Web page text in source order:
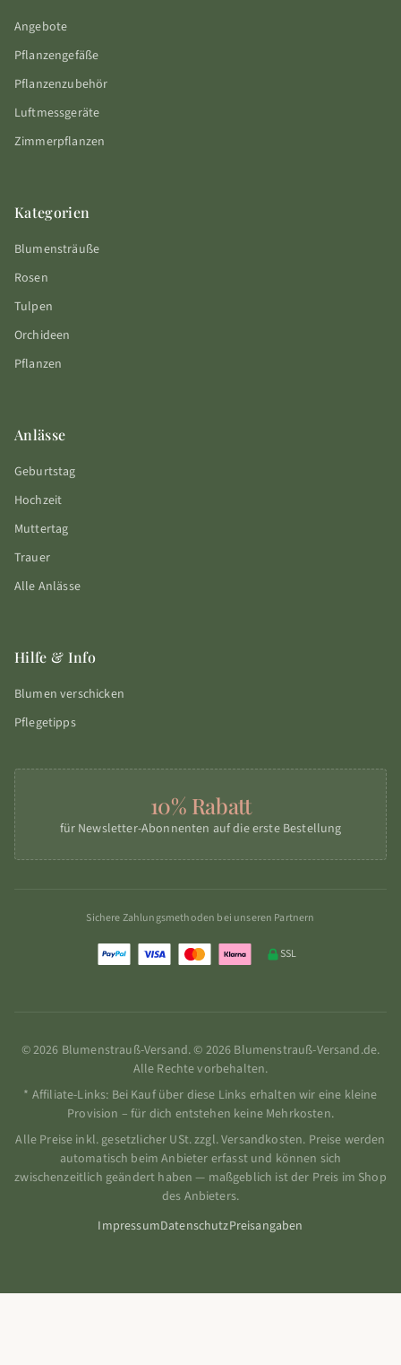
Angebote
Pflanzengefäße
Pflanzenzubehör
Luftmessgeräte
Zimmerpflanzen
Kategorien
Blumensträuße
Rosen
Tulpen
Orchideen
Pflanzen
Anlässe
Geburtstag
Hochzeit
Muttertag
Trauer
Alle Anlässe
Hilfe & Info
Blumen verschicken
Pflegetipps
10% Rabatt
für Newsletter-Abonnenten auf die erste Bestellung
Sichere Zahlungsmethoden bei unseren Partnern
SSL
© 2026 Blumenstrauß-Versand. © 2026 Blumenstrauß-Versand.de.
Alle Rechte vorbehalten.
* Affiliate-Links: Bei Kauf über diese Links erhalten wir eine kleine
Provision – für dich entstehen keine Mehrkosten.
Alle Preise inkl. gesetzlicher USt. zzgl. Versandkosten. Preise werden
automatisch beim Anbieter erfasst und können sich
zwischenzeitlich geändert haben — maßgeblich ist der Preis im Shop
des Anbieters.
ImpressumDatenschutzPreisangaben